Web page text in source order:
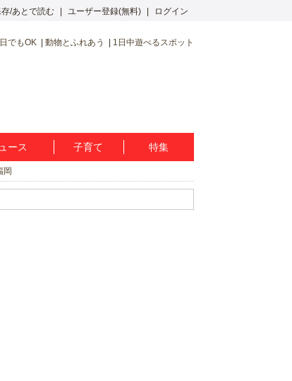
/あとで読む ユーザー登録(無料) ログイン
でもOK 動物とふれあう 1日中遊べるスポット
ース 子育て 特集
岡